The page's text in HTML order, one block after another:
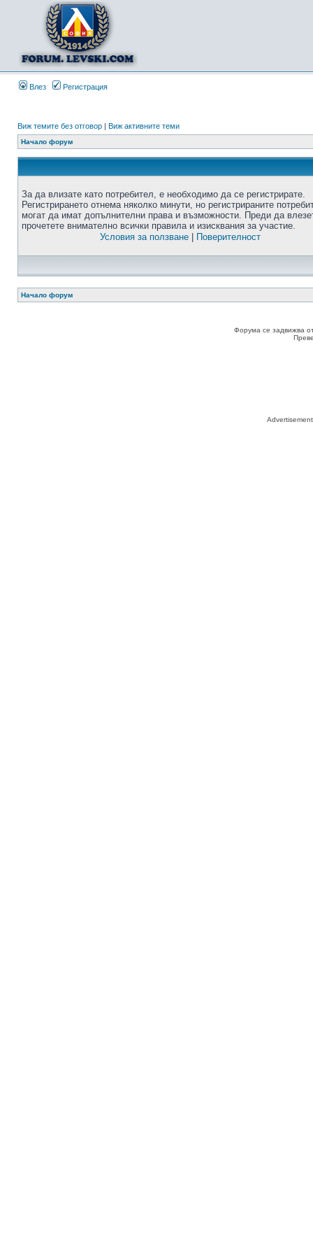
Влез Регистрация
Виж темите без отговор | Виж активните теми
Начало форум
За да влизате като потребител, е необходимо да се регистрирате.
Регистрирането отнема няколко минути, но регистрираните
могат да имат допълнителни права и възможности. Преди да
прочетете внимателно всички правила и изисквания за участие.
Условия за ползване| Поверителност
Начало форум
Форума се задвижва